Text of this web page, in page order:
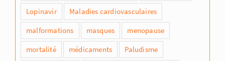
Lopinavir
Maladies cardiovasculaires
malformations
masques
menopause
mortalité
médicaments
Paludisme